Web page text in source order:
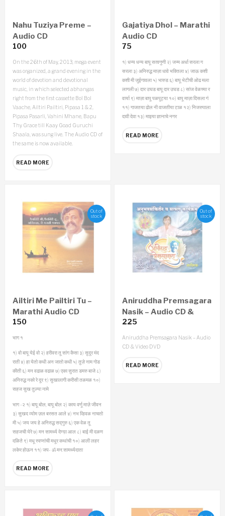
Nahu Tuziya Preme –
Audio CD
100
On the 26th of May, 2013, mega event
was organized, a grand evening in the
world of devotion and devotional
music, in which selected abhangas
right from the first cassette Bol Bol
Vaache, Ailtiri Pailtiri, Pipasa 1 & 2,
Pipasa Pasarli, Vahini Mhane, Bapu
Thy Grace till Kaay Goad Guruchi
Shaala, was sung live. The Audio CD of
the same is now available.
READ MORE
Gajatiya Dhol – Marathi
Audio CD
75
१) धन्य धन्य बापू सत्वगुणी २) जन्म अर्धा सरला ग
सरला ३) अनिरुद्ध माज़ा धावे भक्तिला ४) जाऊ कशी
कशी मी जुईगावला ५) भारुड ६) बापू भेटीची ओढ मला
लागली७) दार उघड बापू दार उघड ८) सांज वेळच्या र
वार्या ९) माज़ा बापू पळपुट्या १०) बापू माज़ा दिसला गं
११) गाजतया ढोल नी वाजतीया टाळ १२) निजरुपाला
दावी देवा १३) माझ्या ज्ञानाचे नगर
READ MORE
Out of
stock
Ailtiri Me Pailtiri Tu –
Marathi Audio CD
150
भाग १
१) वो बापू येई वो २) हरीवरा तू सांग कैसा ३) सुदूर मंद
राती ४) हा येतो कधी अन जातो कधी ५) तुज़े नाम गोड
कीती ६) मन वढाळ वढाळ७) एका सुरात डमरु बाजे ८)
अनिरुद्ध नको रे दूर९) सुखालागी करीसी तळमळ १०)
सहज सुख तुज़्या नामे
भाग -२ १) बापू बोल, बापू बोल २) काय वर्णू माज़े जीवन
३) सुखद व्योम ज़ल बरसत आले ४) नभ व्हिवळ नाचतो
मी ५) जय जय हे अनिरुद्ध सद्गुरु ६) एक वेळ तू
सहजची येरे७) मन सामर्थ्य देण्य़ा आल ८) बाई मी दळण
दळिते ९) मधू स्वप्नांची मधूर कथांची १०) आली लहर
लकेर होऊन ११) जप- ॐ मन:सामर्थ्यदाता
READ MORE
Out of
stock
Aniruddha Premsagara
Nasik – Audio CD &
Video DVD
225
Aniruddha Premsagara Nasik – Audio
CD & Video DVD
READ MORE